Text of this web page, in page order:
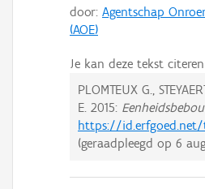
door: Agentschap
(AOE)
Je kan deze tekst
PLOMTEUX G.,
E. 2015:
https://id.erfgoed.net/
(geraadpleegd op 6